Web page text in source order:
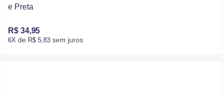
e Preta
R$ 34,95
6X de R$ 5,83 sem juros